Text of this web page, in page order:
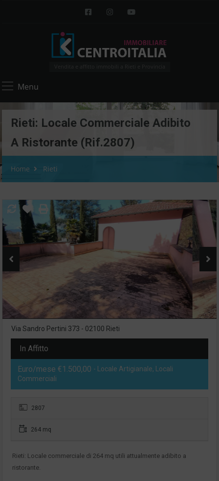
Vendita e affitto immobili a Rieti e Provincia
Menu
Rieti: Locale Commerciale Adibito
A Ristorante (Rif.2807)
Home Rieti
Via Sandro Pertini 373 - 02100 Rieti
In Affitto
Euro/mese €1.500,00 - Locale Artigianale, Locali
Commerciali
2807
264 mq
Rieti: Locale commerciale di 264 mq utili attualmente adibito a
ristorante.